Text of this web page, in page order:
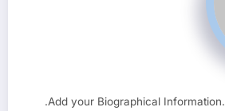
Add your Biographical Information.